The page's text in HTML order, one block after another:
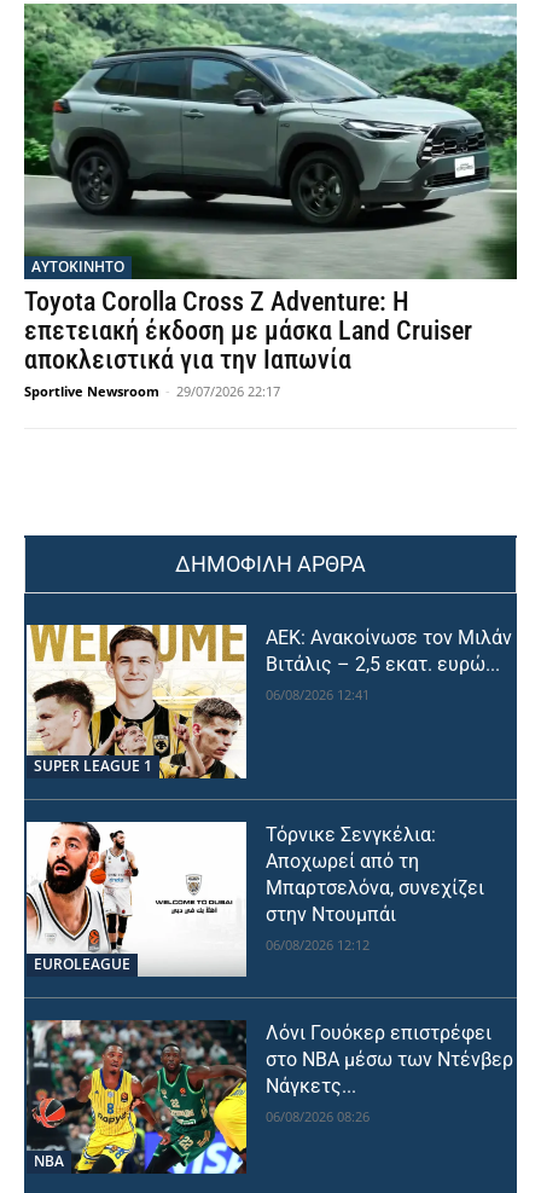
ΑΥΤΟΚΙΝΗΤΟ
Toyota Corolla Cross Z Adventure: Η
επετειακή έκδοση με μάσκα Land Cruiser
αποκλειστικά για την Ιαπωνία
Sportlive Newsroom - 29/07/2026 22:17
ΔΗΜΟΦΙΛΗ ΑΡΘΡΑ
SUPER LEAGUE 1
ΑΕΚ: Ανακοίνωσε τον Μιλάν
Βιτάλις – 2,5 εκατ. ευρώ...
06/08/2026 12:41
EUROLEAGUE
Τόρνικε Σενγκέλια:
Αποχωρεί από τη
Μπαρτσελόνα, συνεχίζει
στην Ντουμπάι
06/08/2026 12:12
NBA
Λόνι Γουόκερ επιστρέφει
στο NBA μέσω των Ντένβερ
Νάγκετς...
06/08/2026 08:26